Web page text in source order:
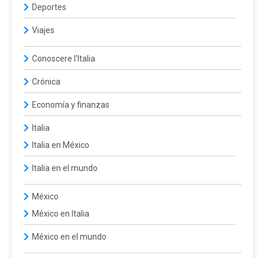
Deportes
Viajes
Conoscere l'Italia
Crónica
Economía y finanzas
Italia
Italia en México
Italia en el mundo
México
México en Italia
México en el mundo